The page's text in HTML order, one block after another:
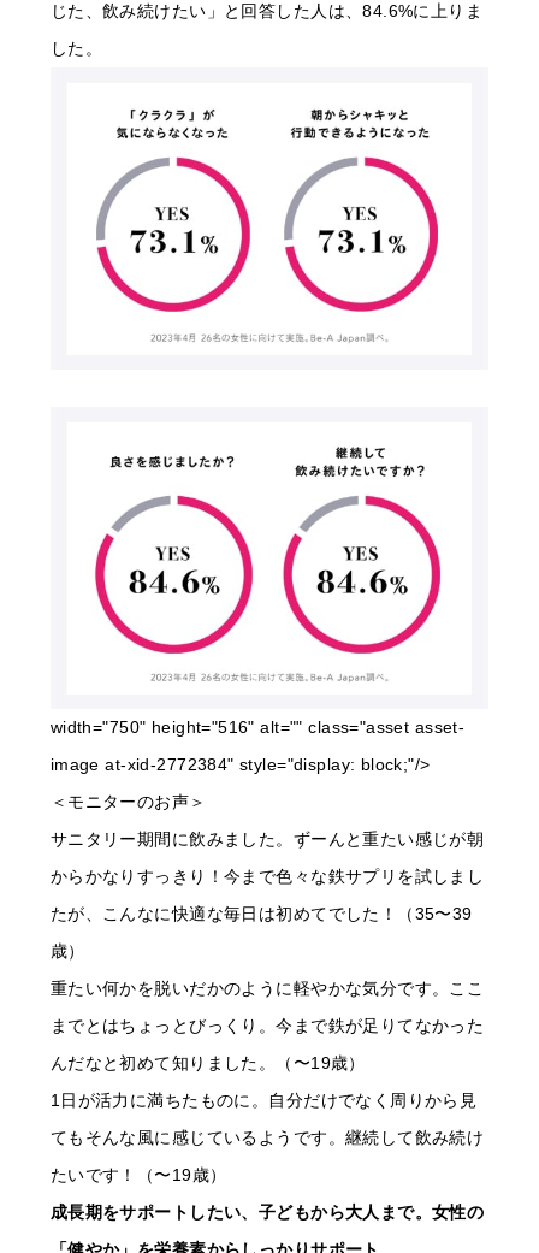
じた、飲み続けたい」と回答した人は、84.6%に上りま
した。
width="750" height="516" alt="" class="asset asset-
image at-xid-2772384" style="display: block;"/>
＜モニターのお声＞
サニタリー期間に飲みました。ずーんと重たい感じが朝
からかなりすっきり！今まで色々な鉄サプリを試しまし
たが、こんなに快適な毎日は初めてでした！（35〜39
歳）
重たい何かを脱いだかのように軽やかな気分です。ここ
までとはちょっとびっくり。今まで鉄が足りてなかった
んだなと初めて知りました。（〜19歳）
1日が活力に満ちたものに。自分だけでなく周りから見
てもそんな風に感じているようです。継続して飲み続け
たいです！（〜19歳）
成長期をサポートしたい、子どもから大人まで。女性の
「健やか」を栄養素からしっかりサポート